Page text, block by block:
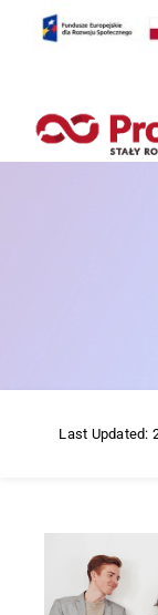
Przejdź
Last Updated: